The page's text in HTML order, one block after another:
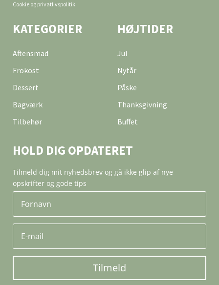
Cookie og privatlivspolitik
KATEGORIER
Aftensmad
Frokost
Dessert
Bagværk
Tilbehør
HØJTIDER
Jul
Nytår
Påske
Thanksgivning
Buffet
HOLD DIG OPDATERET
Tilmeld dig mit nyhedsbrev og gå ikke glip af nye
opskrifter og gode tips
Tilmeld